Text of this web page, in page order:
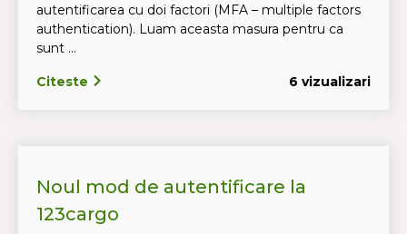
autentificarea cu doi factori (MFA – multiple factors
authentication). Luam aceasta masura pentru ca
sunt ...
Citeste 6 vizualizari
Noul mod de autentificare la
123cargo